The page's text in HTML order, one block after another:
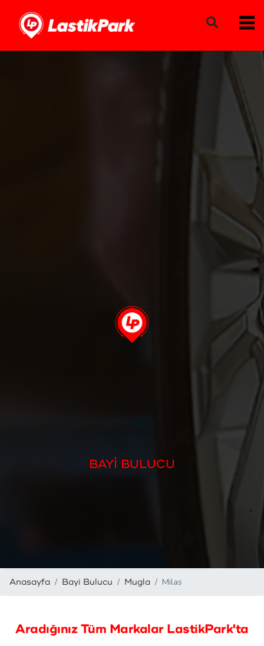
BAYİ BULUCU
Anasayfa Bayi Bulucu Mugla Milas
Aradığınız Tüm Markalar LastikPark'ta